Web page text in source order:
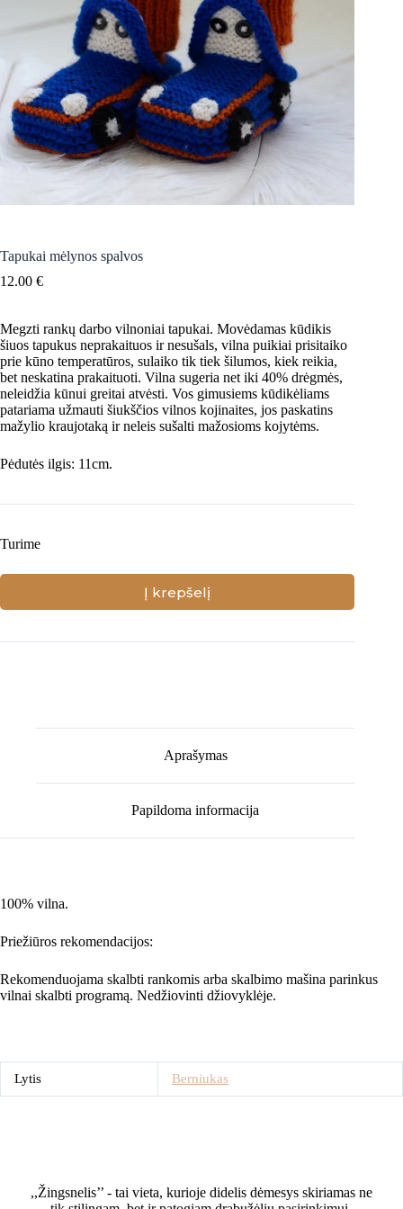
Tapukai mėlynos spalvos
12.00 €
Megzti rankų darbo vilnoniai tapukai. Movėdamas kūdikis
šiuos tapukus neprakaituos ir nesušals, vilna puikiai prisitaiko
prie kūno temperatūros, sulaiko tik tiek šilumos, kiek reikia,
bet neskatina prakaituoti. Vilna sugeria net iki 40% drėgmės,
neleidžia kūnui greitai atvėsti. Vos gimusiems kūdikėliams
patariama užmauti šiukščios vilnos kojinaites, jos paskatins
mažylio kraujotaką ir neleis sušalti mažosioms kojytėms.
Pėdutės ilgis: 11cm.
Turime
Į krepšelį
Aprašymas
Papildoma informacija
100% vilna.
Priežiūros rekomendacijos:
Rekomenduojama skalbti rankomis arba skalbimo mašina parinkus
vilnai skalbti programą. Nedžiovinti džiovyklėje.
Lytis Berniukas
,,Žingsnelis’’ - tai vieta, kurioje didelis dėmesys skiriamas ne